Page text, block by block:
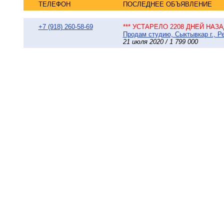
ТЕЛЕФОН ПОСЛЕДНЕЕ ОБЪЯВЛЕНИЕ
+7 (918) 260-58-69
*** УСТАРЕЛО 2208 ДНЕЙ
Продам студию, Сыктывкар г.,
21 июля 2020 / 1 799 000